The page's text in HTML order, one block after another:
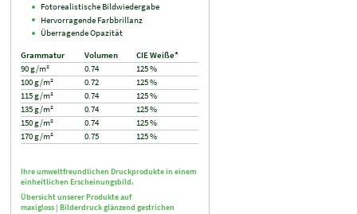
Fotorealistische Bildwiedergabe
Hervorragende Farbbrillanz
Überragende Opazität
Grammatur Volumen
CIE Weiße*
90 g/m²
0.74
125 %
100 g/m²
0.72
125 %
115 g/m²
0.74
125 %
135 g/m²
0.74
125 %
150 g/m²
0.74
125 %
170 g/m²
0.75 125 %
Ihre umweltfreundlichen Druckprodukte in einem
einheitlichen Erscheinungsbild.
Übersicht unserer Produkte auf
maxigloss | Bilderdruck glänzend gestrichen